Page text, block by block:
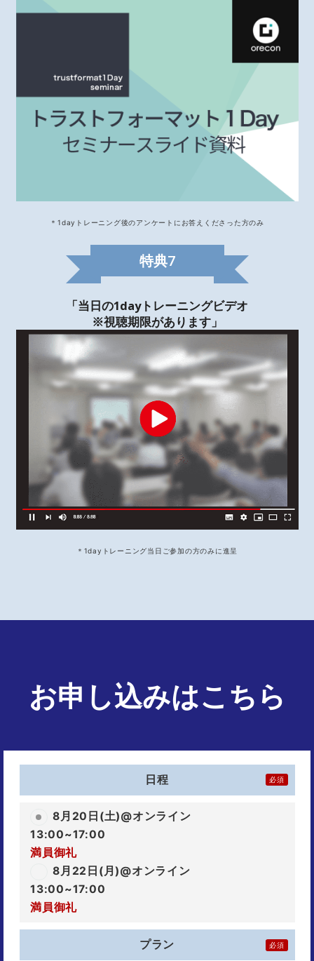
＊1dayトレーニング後のアンケートにお答えくださった方のみ
特典7
「当日の1dayトレーニングビデオ
※視聴期限があります」
＊1dayトレーニング当日ご参加の方のみに進呈
お申し込みはこちら
日程 必須
8月20日(土)@オンライン
13:00~17:00
満員御礼
8月22日(月)@オンライン
13:00~17:00
満員御礼
プラン 必須